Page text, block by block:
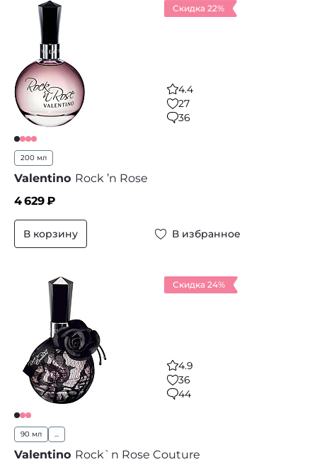
Скидка 22%
4.4
27
36
200 мл
Valentino Rock ’n Rose
4 629₽
В корзину В избранное
Скидка 24%
4.9
36
44
90 мл ...
Valentino Rock`n Rose Couture